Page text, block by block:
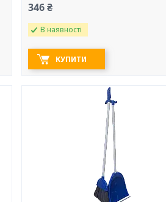
346 ₴
В наявності
КУПИТИ